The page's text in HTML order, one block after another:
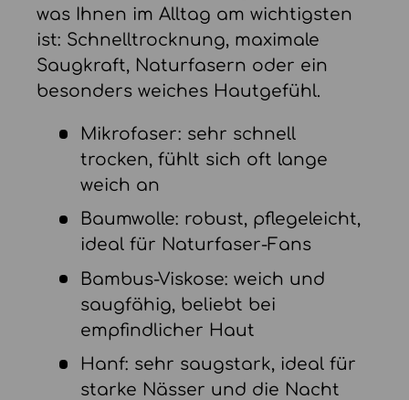
was Ihnen im Alltag am wichtigsten
ist: Schnelltrocknung, maximale
Saugkraft, Naturfasern oder ein
besonders weiches Hautgefühl.
Mikrofaser: sehr schnell
trocken, fühlt sich oft lange
weich an
Baumwolle: robust, pflegeleicht,
ideal für Naturfaser-Fans
Bambus-Viskose: weich und
saugfähig, beliebt bei
empfindlicher Haut
Hanf: sehr saugstark, ideal für
starke Nässer und die Nacht